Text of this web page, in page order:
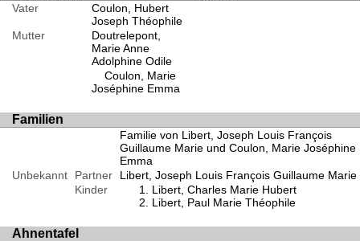
Vater
Coulon, Hubert
Joseph Théophile
Mutter
Doutrelepont,
Marie Anne
Adolphine Odile
Coulon, Marie
Joséphine Emma
Familien
Familie von Libert, Joseph Louis François
Guillaume Marie und Coulon, Marie Joséphine
Emma
Unbekannt
Partner
Libert, Joseph Louis François Guillaume Marie
Kinder
Libert, Charles Marie Hubert
Libert, Paul Marie Théophile
Ahnentafel